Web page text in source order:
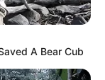
A Bear Cub